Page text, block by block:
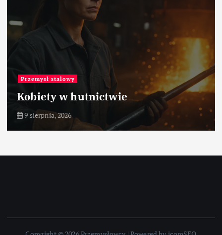
Przemysł stalowy
Kobiety w hutnictwie
9 sierpnia, 2026